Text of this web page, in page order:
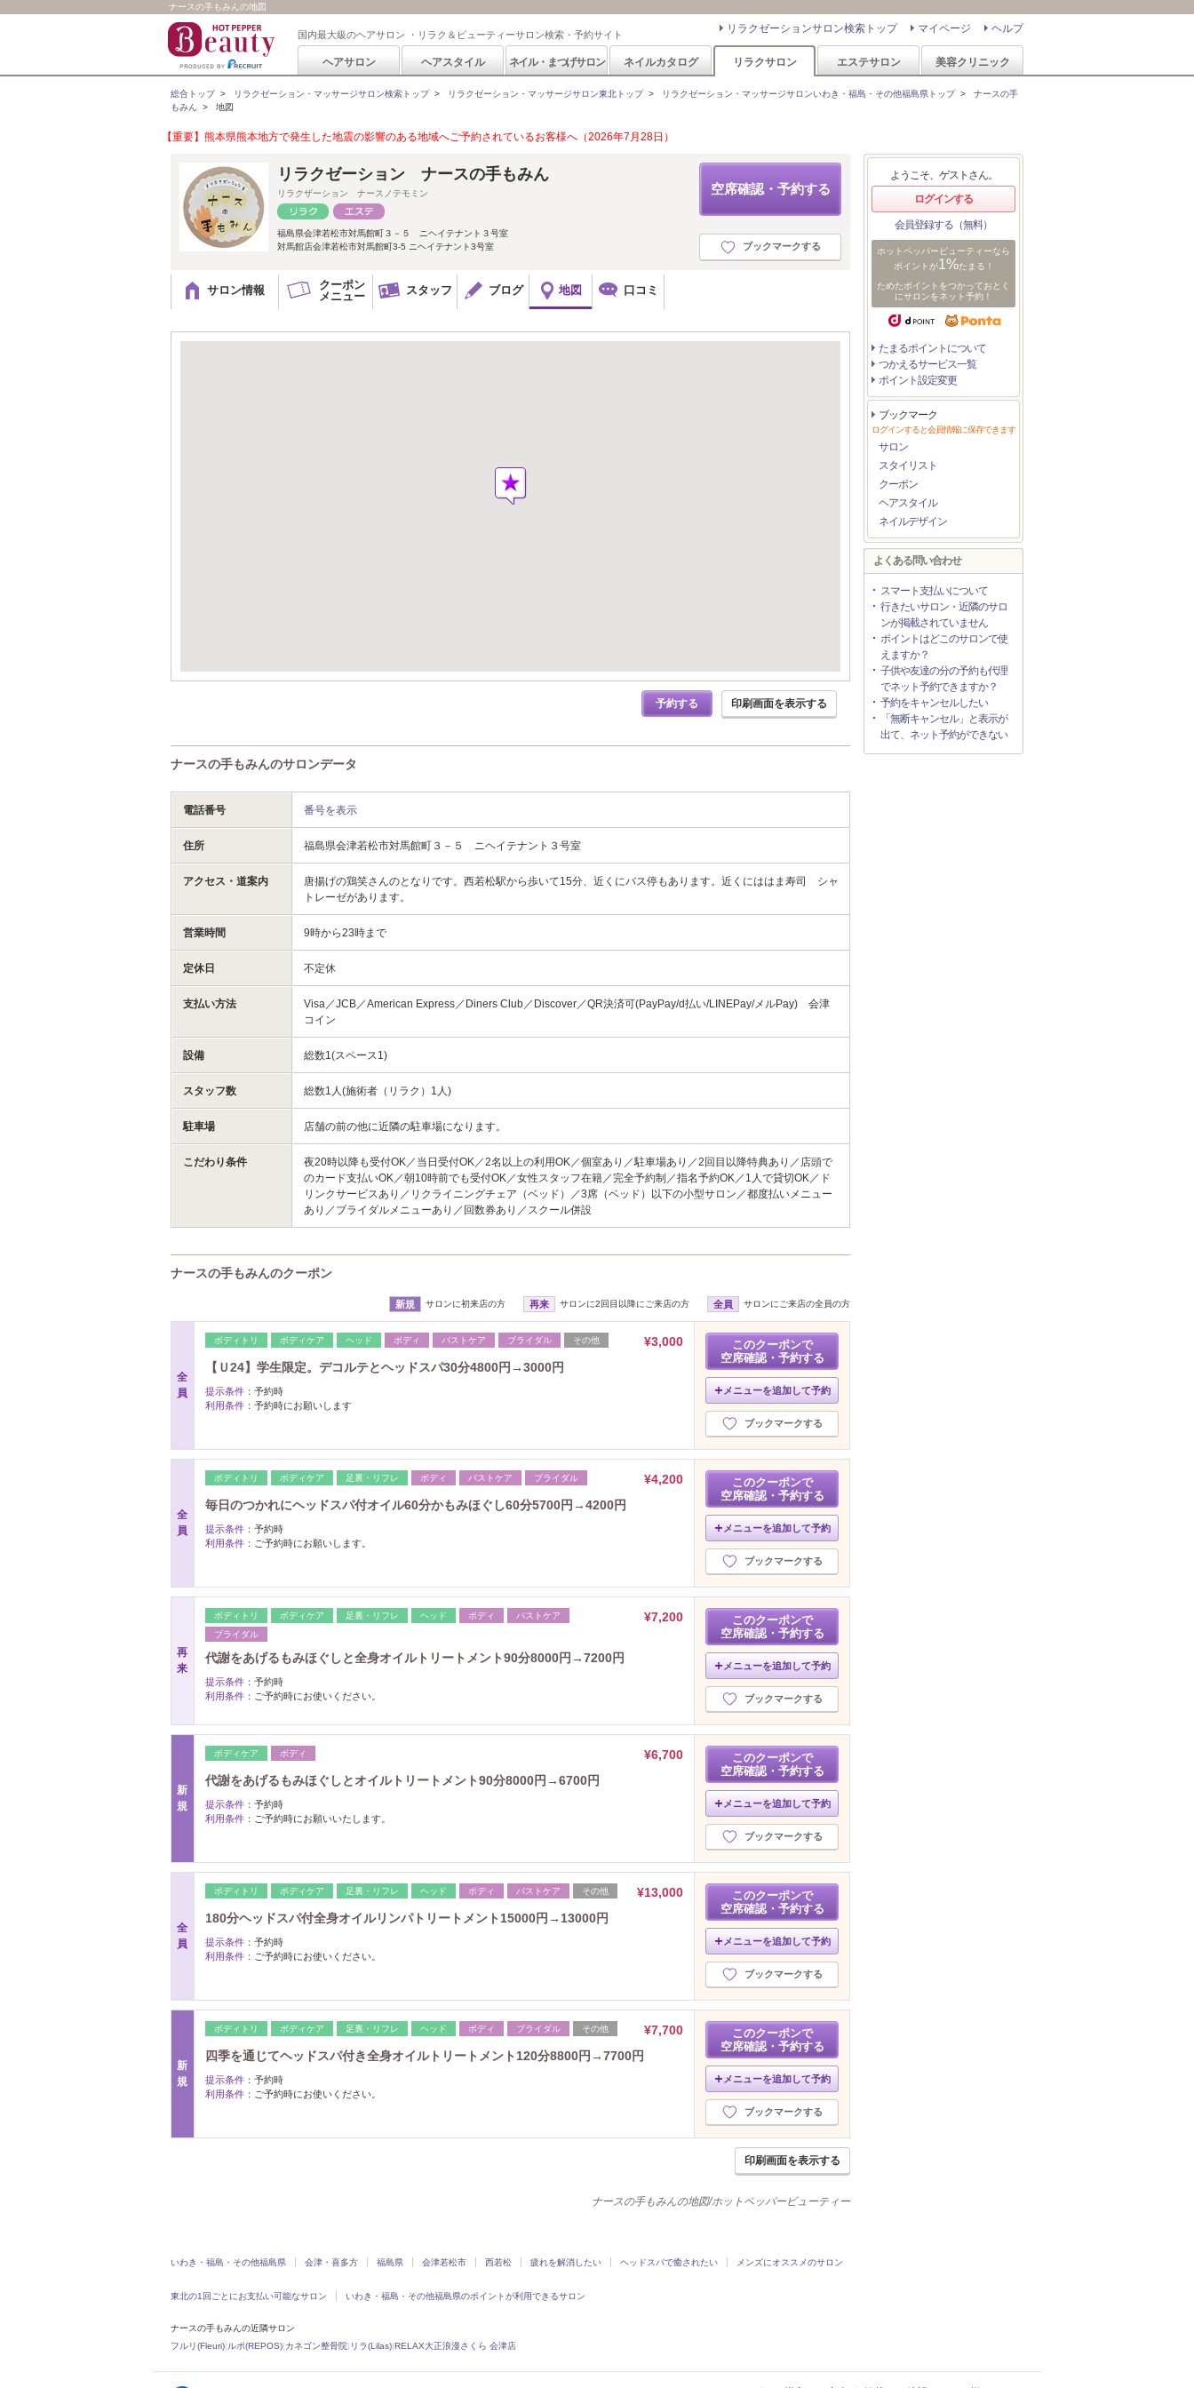
ナースの手もみんの地図
国内最大級のヘアサロン ・リラク＆ビューティーサロン検索・予約サイト ヘルプ
マイページ
リラクゼーションサロン検索トップ
ヘアサロン ヘアスタイル ネイル・まつげサロン ネイルカタログ リラクサロン エステサロン 美容クリニック
総合トップ> リラクゼーション・マッサージサロン検索トップ> リラクゼーション・マッサージサロン東北トップ> リラクゼーション・マッサージサロンいわき・福島・その他福島県トップ> ナースの手
もみん
> 地図
【重要】熊本県熊本地方で発生した地震の影響のある地域へご予約されているお客様へ（2026年7月28日）
空席確認・予約する
ブックマークする
リラクゼーション ナースの手もみん
リラクザーション ナースノテモミン
福島県会津若松市対馬館町３－５ ニヘイテナント３号室
対馬館店会津若松市対馬館町3-5 ニヘイテナント3号室
サロン情報
クーポン
メニュー
スタッフ ブログ 地図 口コミ
予約する 印刷画面を表示する
ナースの手もみんのサロンデータ
電話番号 番号を表示
住所 福島県会津若松市対馬館町３－５ ニヘイテナント３号室
アクセス・道案内
唐揚げの鶏笑さんのとなりです。西若松駅から歩いて15分、近くにバス停もあります。近くにははま寿司 シャ
トレーゼがあります。
営業時間 9時から23時まで
定休日 不定休
支払い方法
Visa／JCB／American Express／Diners Club／Discover／QR決済可(PayPay/d払い/LINEPay/メルPay) 会津
コイン
設備 総数1(スペース1)
スタッフ数 総数1人(施術者（リラク）1人)
駐車場 店舗の前の他に近隣の駐車場になります。
こだわり条件
夜20時以降も受付OK／当日受付OK／2名以上の利用OK／個室あり／駐車場あり／2回目以降特典あり／店頭で
のカード支払いOK／朝10時前でも受付OK／女性スタッフ在籍／完全予約制／指名予約OK／1人で貸切OK／ド
リンクサービスあり／リクライニングチェア（ベッド）／3席（ベッド）以下の小型サロン／都度払いメニュー
あり／ブライダルメニューあり／回数券あり／スクール併設
ナースの手もみんのクーポン
新規 サロンに初来店の方 再来 サロンに2回目以降にご来店の方 全員 サロンにご来店の全員の方
全
員
ボディトリ ボディケア ヘッド ボディ バストケア ブライダル その他
¥3,000
【Ｕ24】学生限定。デコルテとヘッドスパ30分4800円→3000円
提示条件： 予約時
利用条件： 予約時にお願いします
このクーポンで
空席確認・予約する
メニューを追加して予約
ブックマークする
全
員
ボディトリ ボディケア 足裏・リフレ ボディ バストケア ブライダル
¥4,200
毎日のつかれにヘッドスパ付オイル60分かもみほぐし60分5700円→4200円
提示条件： 予約時
利用条件： ご予約時にお願いします。
このクーポンで
空席確認・予約する
メニューを追加して予約
ブックマークする
再
来
ボディトリ ボディケア 足裏・リフレ ヘッド ボディ
バストケア
ブライダル
¥7,200
代謝をあげるもみほぐしと全身オイルトリートメント90分8000円→7200円
提示条件： 予約時
利用条件： ご予約時にお使いください。
このクーポンで
空席確認・予約する
メニューを追加して予約
ブックマークする
新
規
ボディケア ボディ
¥6,700
代謝をあげるもみほぐしとオイルトリートメント90分8000円→6700円
提示条件： 予約時
利用条件： ご予約時にお願いいたします。
このクーポンで
空席確認・予約する
メニューを追加して予約
ブックマークする
全
員
ボディトリ ボディケア 足裏・リフレ ヘッド ボディ バストケア その他
¥13,000
180分ヘッドスパ付全身オイルリンパトリートメント15000円→13000円
提示条件： 予約時
利用条件： ご予約時にお使いください。
このクーポンで
空席確認・予約する
メニューを追加して予約
ブックマークする
新
規
ボディトリ ボディケア 足裏・リフレ ヘッド ボディ ブライダル その他
¥7,700
四季を通じてヘッドスパ付き全身オイルトリートメント120分8800円→7700円
提示条件： 予約時
利用条件： ご予約時にお使いください。
このクーポンで
空席確認・予約する
メニューを追加して予約
ブックマークする
印刷画面を表示する
ナースの手もみんの地図/ホットペッパービューティー
ようこそ、ゲストさん。
ログインする
会員登録する（無料）
ホットペッパービューティーなら
ポイントが1%たまる！
ためたポイントをつかっておとく
にサロンをネット予約！
たまるポイントについて
つかえるサービス一覧
ポイント設定変更
ブックマーク
ログインすると会員情報に保存できます
サロン
スタイリスト
クーポン
ヘアスタイル
ネイルデザイン
よくある問い合わせ
スマート支払いについて
行きたいサロン・近隣のサロ
ンが掲載されていません
ポイントはどこのサロンで使
えますか？
子供や友達の分の予約も代理
でネット予約できますか？
予約をキャンセルしたい
「無断キャンセル」と表示が
出て、ネット予約ができない
いわき・福島・その他福島県 会津・喜多方 福島県 会津若松市 西若松 疲れを解消したい ヘッドスパで癒されたい メンズにオススメのサロン
東北の1回ごとにお支払い可能なサロン いわき・福島・その他福島県のポイントが利用できるサロン
ナースの手もみんの近隣サロン
フルリ(Fleuri)|ルポ(REPOS)|カネゴン整骨院| リラ(Lilas)|RELAX大正浪漫さくら 会津店